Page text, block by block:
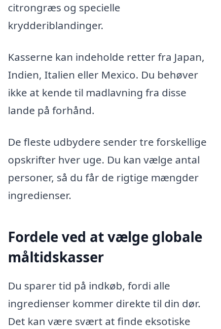
citrongræs og specielle
krydderiblandinger.
Kasserne kan indeholde retter fra Japan,
Indien, Italien eller Mexico. Du behøver
ikke at kende til madlavning fra disse
lande på forhånd.
De fleste udbydere sender tre forskellige
opskrifter hver uge. Du kan vælge antal
personer, så du får de rigtige mængder
ingredienser.
Fordele ved at vælge globale
måltidskasser
Du sparer tid på indkøb, fordi alle
ingredienser kommer direkte til din dør.
Det kan være svært at finde eksotiske